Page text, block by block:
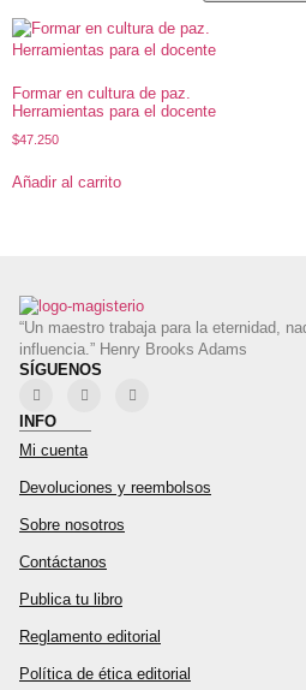
Formar en cultura de paz.
Herramientas para el docente
$47.250
Añadir al carrito
“Un maestro trabaja para la eternidad,
influencia.” Henry Brooks Adams
SÍGUENOS
INFO
Mi cuenta
Devoluciones y reembolsos
Sobre nosotros
Contáctanos
Publica tu libro
Reglamento editorial
Política de ética editorial